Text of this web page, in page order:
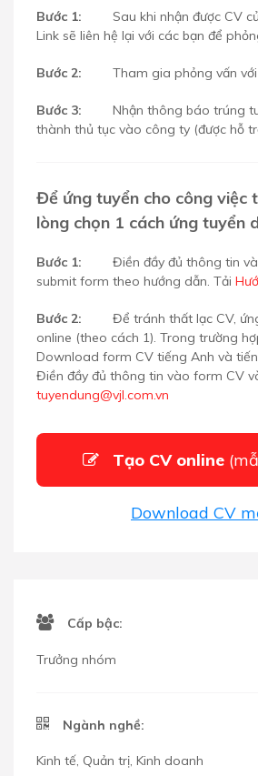
Bước 1:
Sau khi nhận được CV
Link sẽ liên hệ lại với các bạn để
Bước 2: Tham gia phỏng vấn
Bước 3:
Nhận thông báo trúng
thành thủ tục vào công ty (được hỗ
Để ứng tuyển cho công việc
lòng chọn 1 cách ứng tuyển
Bước 1:
Điền đầy đủ thông tin
submit form theo hướng dẫn. Tải
Bước 2:
Để tránh thất lạc CV,
online (theo cách 1). Trong trường
Download form CV tiếng Anh và
Điền đầy đủ thông tin vào form CV
tuyendung@vjl.com.vn
Tạo CV online
Download CV
Cấp bậc:
Trưởng nhóm
Ngành nghề:
Kinh tế, Quản trị, Kinh doanh